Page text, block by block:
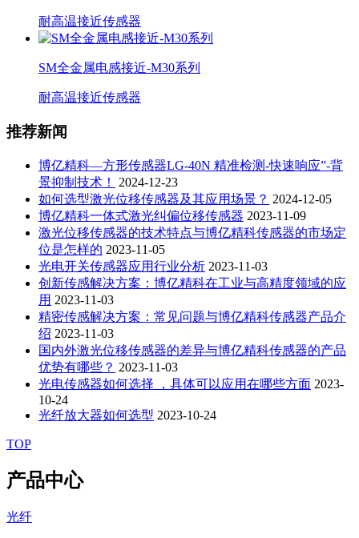
耐高温接近传感器
SM全金属电感接近-M30系列
耐高温接近传感器
推荐新闻
博亿精科—方形传感器LG-40N 精准检测-快速响应”-背
景抑制技术！
2024-12-23
如何选型激光位移传感器及其应用场景？ 2024-12-05
博亿精科一体式激光纠偏位移传感器 2023-11-09
激光位移传感器的技术特点与博亿精科传感器的市场定
位是怎样的 2023-11-05
光电开关传感器应用行业分析 2023-11-03
创新传感解决方案：博亿精科在工业与高精度领域的应
用 2023-11-03
精密传感解决方案：常见问题与博亿精科传感器产品介
绍 2023-11-03
国内外激光位移传感器的差异与博亿精科传感器的产品
优势有哪些？ 2023-11-03
光电传感器如何选择 ，具体可以应用在哪些方面 2023-
10-24
光纤放大器如何选型 2023-10-24
TOP
产品中心
光纤